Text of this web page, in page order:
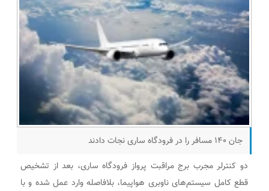
جان ۱۴۰ مسافر را در فرودگاه ساری نجات دادند
دو کنترلر مجرب برج مراقبت پرواز فرودگاه ساری، بعد از تشخیص
قطع کامل سیستم‌های ناوبری هواپیما، بلافاصله وارد عمل شده و با